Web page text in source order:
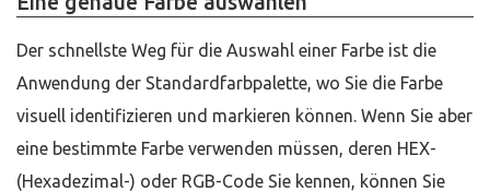
Der schnellste Weg für die Auswahl einer Farbe ist die
Anwendung der Standardfarbpalette, wo Sie die Farbe
visuell identifizieren und markieren können. Wenn Sie aber
eine bestimmte Farbe verwenden müssen, deren HEX-
(Hexadezimal-) oder RGB-Code Sie kennen, können Sie